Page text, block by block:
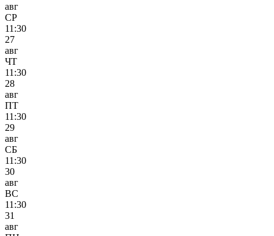
авг
СР
11:30
27
авг
ЧТ
11:30
28
авг
ПТ
11:30
29
авг
СБ
11:30
30
авг
ВС
11:30
31
авг